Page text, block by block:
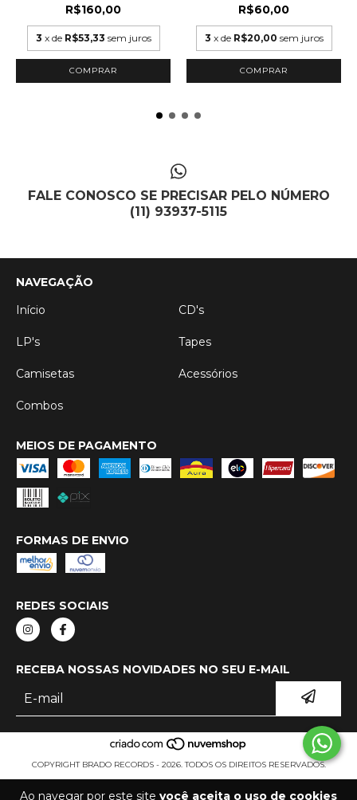
Ao navegar por este site você aceita o uso de cookies
R$160,00
3 x de R$53,33 sem juros
R$60,00
3 x de R$20,00 sem juros
FALE CONOSCO SE PRECISAR PELO NÚMERO
(11) 93937-5115
NAVEGAÇÃO
Início
CD's
LP's Tapes
Camisetas Acessórios
Combos
MEIOS DE PAGAMENTO
FORMAS DE ENVIO
REDES SOCIAIS
RECEBA NOSSAS NOVIDADES NO SEU E-MAIL
COPYRIGHT BRADO RECORDS - 2026. TODOS OS DIREITOS RESERVADOS.